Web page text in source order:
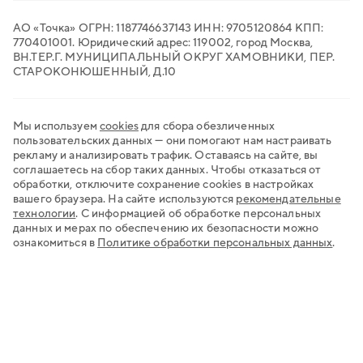
АО «Точка» ОГРН: 1187746637143 ИНН: 9705120864 КПП:
770401001. Юридический адрес: 119002, город Москва,
ВН.ТЕР.Г. МУНИЦИПАЛЬНЫЙ ОКРУГ ХАМОВНИКИ, ПЕР.
СТАРОКОНЮШЕННЫЙ, Д.10
Мы используем cookiesдля сбора обезличенных
пользовательских данных — они помогают нам настраивать
рекламу и анализировать трафик. Оставаясь на сайте, вы
соглашаетесь на сбор таких данных. Чтобы отказаться от
обработки, отключите сохранение cookies в настройках
вашего браузера. На сайте используются рекомендательные
технологии. С информацией об обработке персональных
данных и мерах по обеспечению их безопасности можно
ознакомиться в Политике обработки персональных данных.